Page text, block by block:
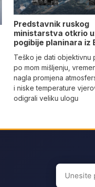
Predstavnik ruskog
ministarstva otkrio
pogibije planinara iz
Teško je dati objektivnu
po mom mišljenju,
nagla promjena
i niske temperature
odigrali veliku ulogu
Search
for: